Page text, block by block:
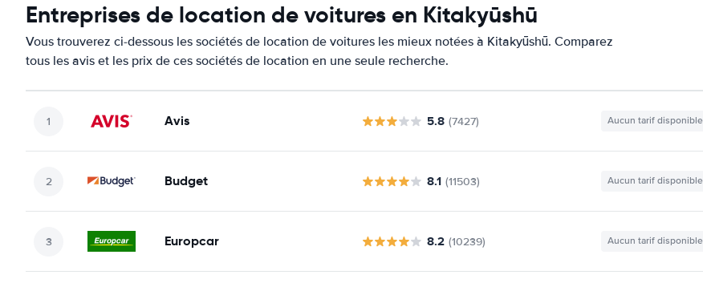
Entreprises de location de voitures en Kitakyūshū
Vous trouverez ci-dessous les sociétés de location de voitures les mieux notées à Kitakyūshū. Comparez
tous les avis et les prix de ces sociétés de location en une seule recherche.
Avis 5.8 (7427) Aucun tarif disponible
Budget 8.1 (11503) Aucun tarif disponible
Europcar 8.2 (10239) Aucun tarif disponible